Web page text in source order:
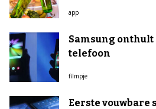
app
Samsung
telefoon
filmpje
Eerste vouwbare